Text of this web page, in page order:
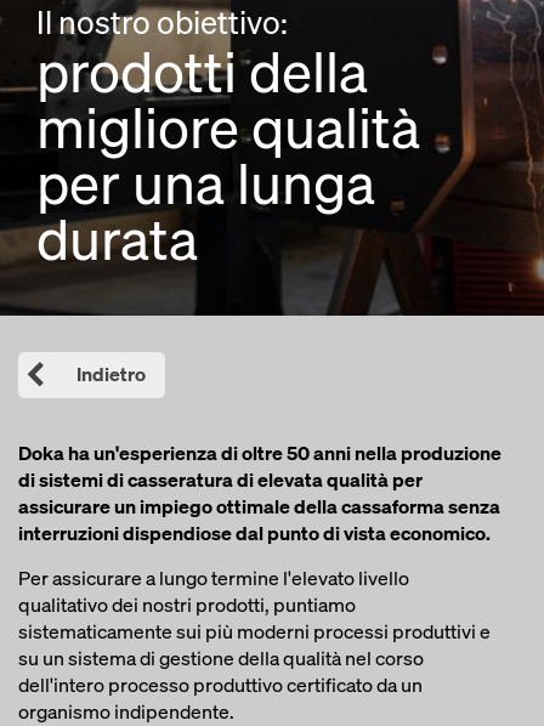
Il nostro obiettivo:
prodotti della
migliore qualità
per una lunga
durata
Indietro
Doka ha un'esperienza di oltre 50 anni nella produzione
di sistemi di casseratura di elevata qualità per
assicurare un impiego ottimale della cassaforma senza
interruzioni dispendiose dal punto di vista economico.
Per assicurare a lungo termine l'elevato livello
qualitativo dei nostri prodotti, puntiamo
sistematicamente sui più moderni processi produttivi e
su un sistema di gestione della qualità nel corso
dell'intero processo produttivo certificato da un
organismo indipendente.